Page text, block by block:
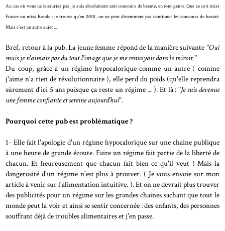
Au cas où vous ne le sauriez pas, je suis absolument anti concours de beauté, en tout genre. Que ce soit miss
France ou miss Ronde : je trouve qu'en 2018, on ne peut décemment pas continuer les concours de beauté.
Mais c'est un autre sujet ...
Bref, retour à la pub. La jeune femme répond de la manière suivante "Oui
mais je n'aimais pas du tout l'image que je me renvoyais dans le miroir."
Du coup, grâce à un régime hypocalorique comme un autre ( comme
j'aime n'a rien de révolutionnaire ), elle perd du poids (qu'elle reprendra
sûrement d'ici 5 ans puisque ça reste un régime ... ). Et là : "Je suis devenue
une femme confiante et sereine aujourd'hui".
Pourquoi cette pub est problématique ?
1- Elle fait l'apologie d'un régime hypocalorique sur une chaine publique
à une heure de grande écoute. Faire un régime fait partie de la liberté de
chacun. Et heureusement que chacun fait bien ce qu'il veut ! Mais la
dangerosité d'un régime n'est plus à prouver. ( Je vous envoie sur mon
article à venir sur l'alimentation intuitive. ). Et on ne devrait plus trouver
des publicités pour un régime sur les grandes chaines sachant que tout le
monde peut la voir et ainsi se sentir concernée : des enfants, des personnes
souffrant déjà de troubles alimentaires et j'en passe.